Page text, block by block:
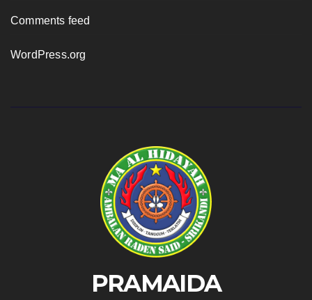
Comments feed
WordPress.org
PRAMAIDA